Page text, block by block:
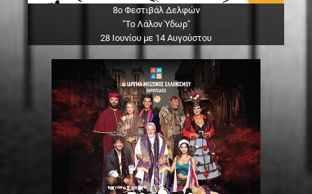
8ο Φεστιβάλ Δελφών
"Το Λάλον Ύδωρ"
28 Ιουνίου με 14 Αυγούστου